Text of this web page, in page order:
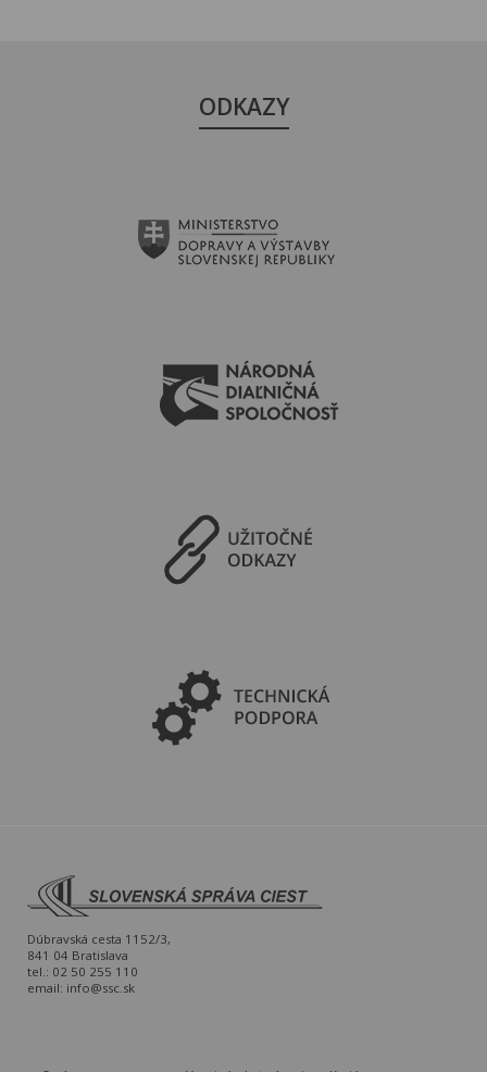
ODKAZY
Dúbravská cesta 1152/3,
841 04 Bratislava
tel.: 02 50 255 110
email: info@ssc.sk